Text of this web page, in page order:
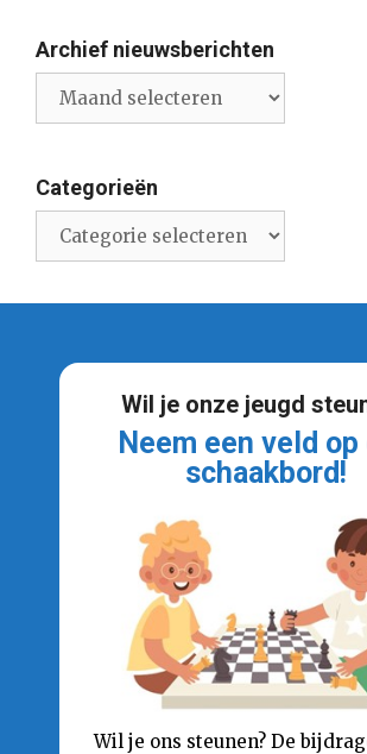
Archief nieuwsberichten
nieuwsberichten
Categorieën
Wil je onze jeugd
Neem een veld op
schaakbord!
Wil je ons steunen? De